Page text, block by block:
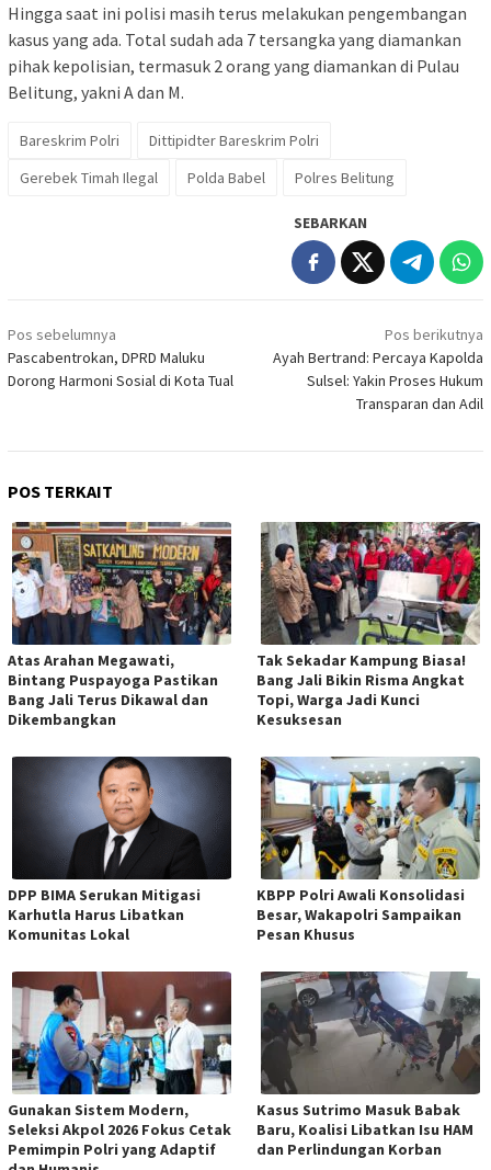
Hingga saat ini polisi masih terus melakukan pengembangan
kasus yang ada. Total sudah ada 7 tersangka yang diamankan
pihak kepolisian, termasuk 2 orang yang diamankan di Pulau
Belitung, yakni A dan M.
Bareskrim Polri
Dittipidter Bareskrim Polri
Gerebek Timah Ilegal
Polda Babel Polres Belitung
SEBARKAN
Navigasi
pos
Pos sebelumnya
Pascabentrokan, DPRD Maluku
Dorong Harmoni Sosial di Kota Tual
Pos berikutnya
Ayah Bertrand: Percaya Kapolda
Sulsel: Yakin Proses Hukum
Transparan dan Adil
POS TERKAIT
Atas Arahan Megawati,
Bintang Puspayoga Pastikan
Bang Jali Terus Dikawal dan
Dikembangkan
Tak Sekadar Kampung Biasa!
Bang Jali Bikin Risma Angkat
Topi, Warga Jadi Kunci
Kesuksesan
DPP BIMA Serukan Mitigasi
Karhutla Harus Libatkan
Komunitas Lokal
KBPP Polri Awali Konsolidasi
Besar, Wakapolri Sampaikan
Pesan Khusus
Gunakan Sistem Modern,
Seleksi Akpol 2026 Fokus Cetak
Pemimpin Polri yang Adaptif
Kasus Sutrimo Masuk Babak
Baru, Koalisi Libatkan Isu HAM
dan Perlindungan Korban